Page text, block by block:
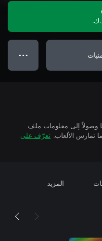
● ● ●
وصولاً إلى معلومات ملف
تعرّف على
المزيد